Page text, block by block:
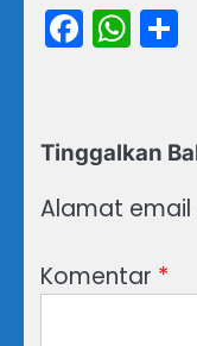
Tinggalkan
Alamat email
Komentar *